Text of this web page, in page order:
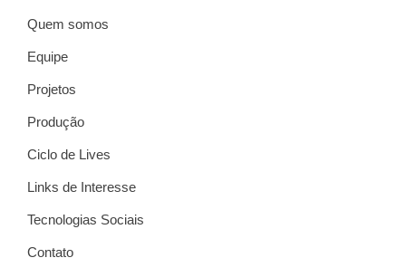
Quem somos
Equipe
Projetos
Produção
Ciclo de Lives
Links de Interesse
Tecnologias Sociais
Contato